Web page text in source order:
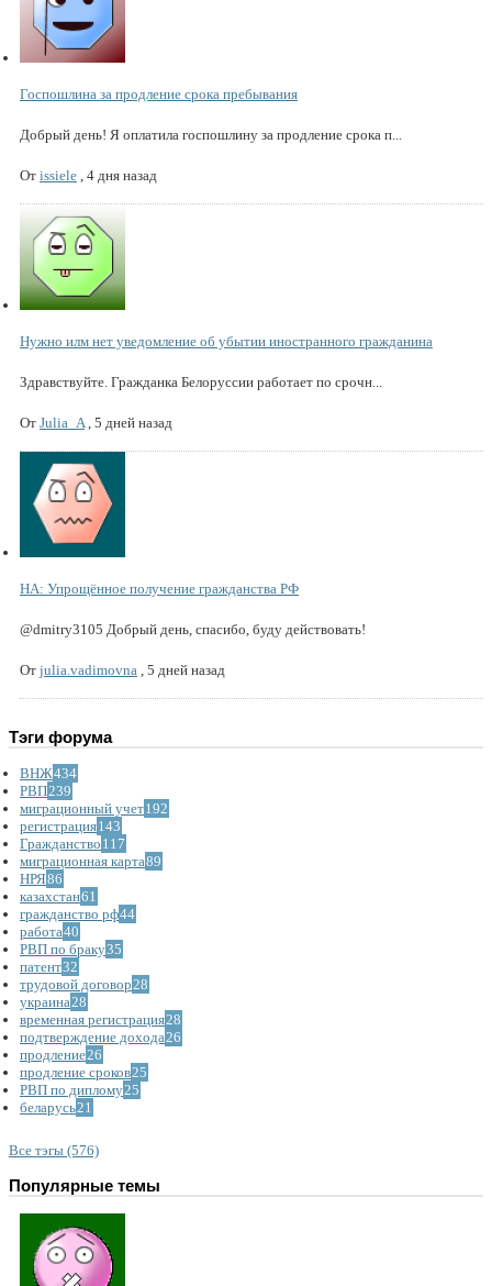
Госпошлина за продление срока пребывания
Добрый день! Я оплатила госпошлину за продление срока п...
От issiele , 4 дня назад
Нужно илм нет уведомление об убытии иностранного гражданина
Здравствуйте. Гражданка Белоруссии работает по срочн...
От Julia_A, 5 дней назад
НА: Упрощённое получение гражданства РФ
@dmitry3105 Добрый день, спасибо, буду действовать!
От julia.vadimovna , 5 дней назад
Тэги форума
ВНЖ434
РВП239
миграционный учет192
регистрация143
Гражданство 117
миграционная карта89
НРЯ86
казахстан61
гражданство рф44
работа40
РВП по браку35
патент32
трудовой договор 28
украина 28
временная регистрация28
подтверждение дохода 26
продление26
продление сроков25
РВП по диплому25
беларусь21
Все тэгы (576)
Популярные темы